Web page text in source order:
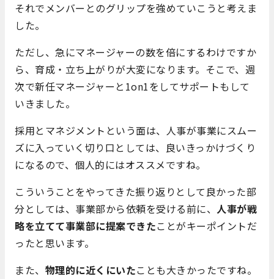
それでメンバーとのグリップを強めていこうと考えま
した。
ただし、急にマネージャーの数を倍にするわけですか
ら、育成・立ち上がりが大変になります。そこで、週
次で新任マネージャーと1on1をしてサポートもして
いきました。
採用とマネジメントという面は、人事が事業にスムー
ズに入っていく切り口としては、良いきっかけづくり
になるので、個人的にはオススメですね。
こういうことをやってきた振り返りとして良かった部
分としては、事業部から依頼を受ける前に、 人事が戦
略を立てて事業部に提案できたことがキーポイントだ
ったと思います。
また、 物理的に近くにいたことも大きかったですね。